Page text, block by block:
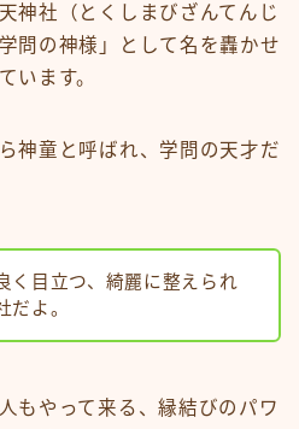
神社（とくしまびざんてんじ
問の神様」として名を轟かせ
います。
神童と呼ばれ、学問の天才だ
く目立つ、綺麗に整えられ
だよ。
もやって来る、縁結びのパワ